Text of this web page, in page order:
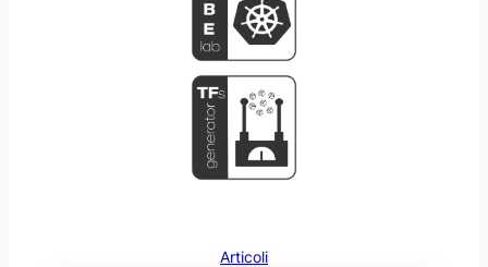
Articoli